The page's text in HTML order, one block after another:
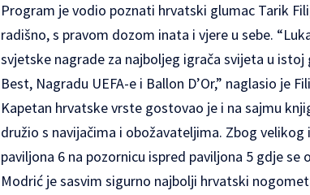
Program je vodio poznati hrvatski glumac Tarik
radišno, s pravom dozom inata i vjere u sebe.
svjetske nagrade za najboljeg igrača svijeta u
Best, Nagradu UEFA-e i Ballon D’Or,” naglasio je
Kapetan hrvatske vrste gostovao je i na sajmu
družio s navijačima i obožavateljima. Zbog
paviljona 6 na pozornicu ispred paviljona 5 gdje se
Modrić je sasvim sigurno najbolji hrvatski